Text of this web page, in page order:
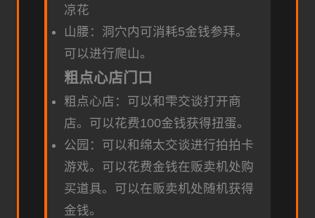
凉花
山腰：洞穴内可消耗5金钱参拜。
可以进行爬山。
粗点心店门口
粗点心店：可以和雫交谈打开商
店。可以花费100金钱获得扭蛋。
公园：可以和绵太交谈进行拍拍卡
游戏。可以花费金钱在贩卖机处购
买道具。可以在贩卖机处随机获得
金钱。